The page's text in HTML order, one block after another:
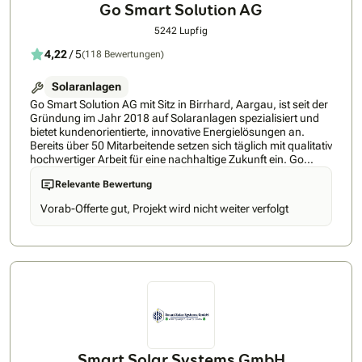
Go Smart Solution AG
5242 Lupfig
4,22/ 5(118 Bewertungen)
Solaranlagen
Go Smart Solution AG mit Sitz in Birrhard, Aargau, ist seit der
Gründung im Jahr 2018 auf Solaranlagen spezialisiert und
bietet kundenorientierte, innovative Energielösungen an.
Bereits über 50 Mitarbeitende setzen sich täglich mit qualitativ
hochwertiger Arbeit für eine nachhaltige Zukunft ein. Go
Smart Solution AG plant und baut Solaranlagen von A bis Z
und alles aus einer Hand. Wir übernehmen die Beratung, den
Verkauf, die Planung (auch für Speicher und Ladestationen
sowie Sicherheitssysteme), die Logistik, den Gerüstbau, den
Bau der Photovoltaikanlage, die gesamte Elektroinstallation
umfassendes Know-how von Photovoltaikanlagen jeder
oder Industriegebäude, Fassadenlösungen oder Carports –
wir haben bereits zahlreiche Projekte erfolgreich realisiert und
mit.Nachhaltigkeit Unser Streben ist es, umweltfreundlichen
Relevante Bewertung
Vorab-Offerte gut, Projekt wird nicht weiter verfolgt